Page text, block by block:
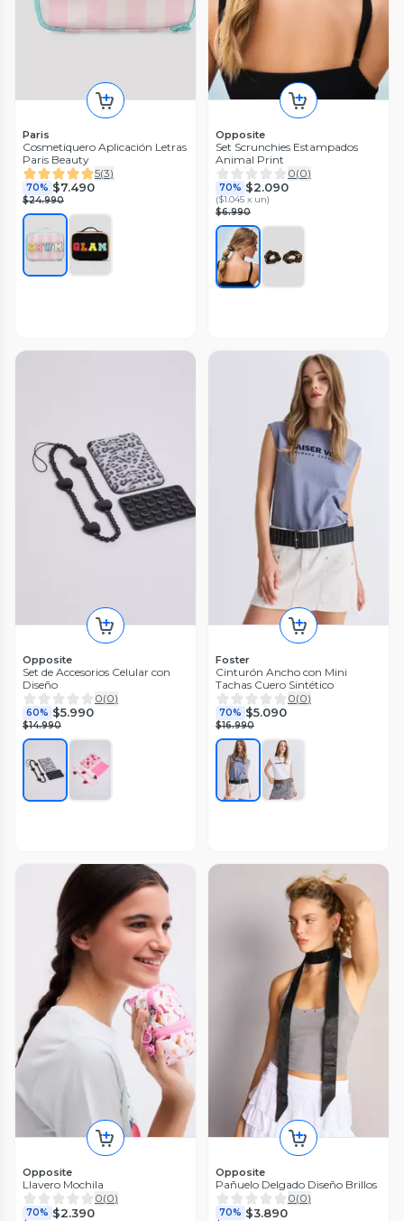
Paris
Cosmetiquero Aplicación Letras
Paris Beauty
5(3)
70% $7.490
$24.990
Opposite
Set Scrunchies Estampados
Animal Print
0(0)
70% $2.090
($1.045 x un)
$6.990
Opposite
Set de Accesorios Celular con
Diseño
0(0)
60% $5.990
$14.990
Foster
Cinturón Ancho con Mini
Tachas Cuero Sintético
0(0)
70% $5.090
$16.990
Opposite
Llavero Mochila
0(0)
70% $2.390
Opposite
Pañuelo Delgado Diseño Brillos
0(0)
70% $3.890